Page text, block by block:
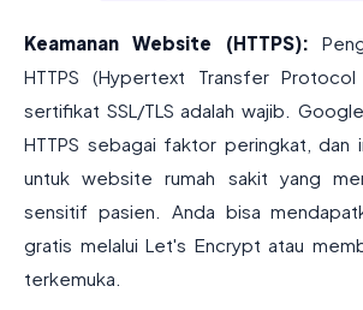
Keamanan Website (HTTPS):
HTTPS (Hypertext Transfer
sertifikat SSL/TLS adalah wajib.
HTTPS sebagai faktor peringkat, dan
untuk website rumah sakit yang
sensitif pasien. Anda bisa
gratis melalui Let's Encrypt atau
terkemuka.